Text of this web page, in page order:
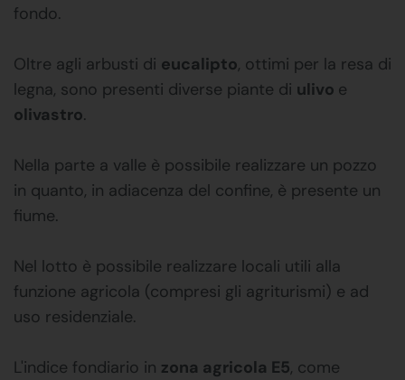
fondo.
Oltre agli arbusti di eucalipto, ottimi per la resa di
legna, sono presenti diverse piante di ulivo e
olivastro.
Nella parte a valle è possibile realizzare un pozzo
in quanto, in adiacenza del confine, è presente un
fiume.
Nel lotto è possibile realizzare locali utili alla
funzione agricola (compresi gli agriturismi) e ad
uso residenziale.
L'indice fondiario in zona agricola E5, come